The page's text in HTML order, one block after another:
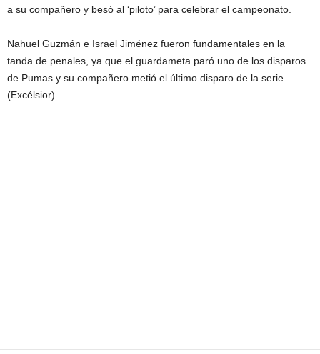
a su compañero y besó al ‘piloto’ para celebrar el campeonato.
Nahuel Guzmán e Israel Jiménez fueron fundamentales en la
tanda de penales, ya que el guardameta paró uno de los disparos
de Pumas y su compañero metió el último disparo de la serie.
(Excélsior)